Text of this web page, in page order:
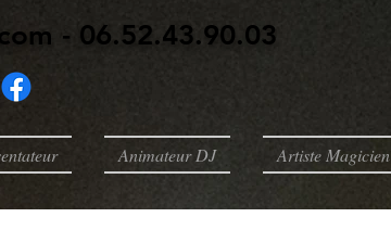
- 06.52.43.90.03
Animateur DJ Artiste Magicien